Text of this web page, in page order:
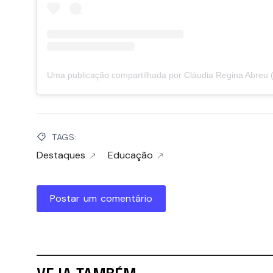
TAGS:
Destaques Educação
Postar um comentário